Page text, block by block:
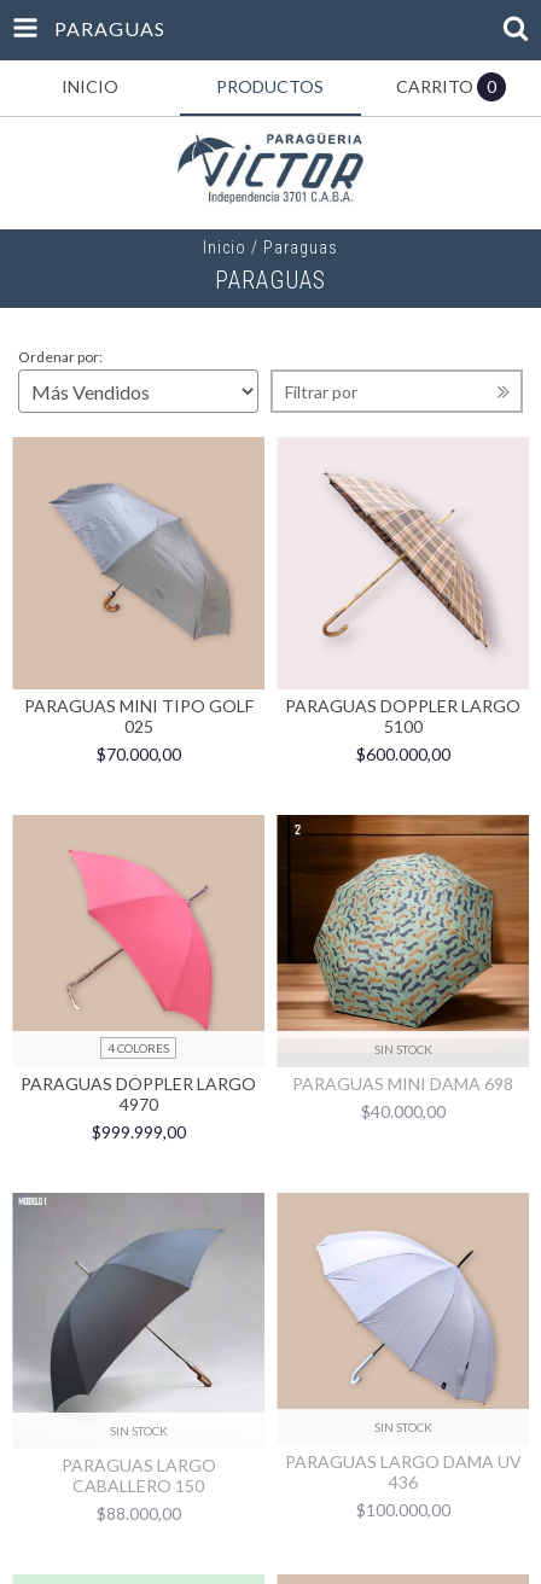
PARAGUAS
INICIO PRODUCTOS CARRITO 0
Inicio / Paraguas
PARAGUAS
Ordenar por:
Filtrar por
PARAGUAS MINI TIPO GOLF
025
$70.000,00
PARAGUAS DOPPLER LARGO
5100
$600.000,00
4 COLORES
PARAGUAS DOPPLER LARGO
4970
$999.999,00
SIN STOCK
PARAGUAS MINI DAMA 698
$40.000,00
SIN STOCK
PARAGUAS LARGO
CABALLERO 150
$88.000,00
SIN STOCK
PARAGUAS LARGO DAMA UV
436
$100.000,00